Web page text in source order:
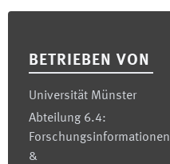
BETRIEBEN VON
Universität Münster
Abteilung 6.4:
Forschungsinformationen
&